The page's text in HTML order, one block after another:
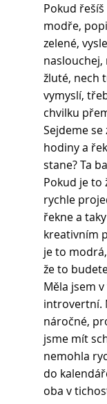
Pokud
modře,
zelené,
žluté, nech
vymyslí,
chvilku
Sejdeme
hodiny a
stane? Ta
Pokud je to
rychle
řekne a
kreativním
je to
že to
Měla jsem
introvertní.
náročné,
jsme mít
nemohla
do
oba v